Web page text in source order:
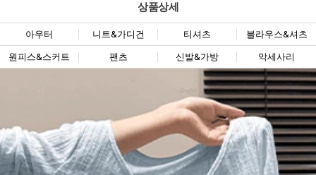
상품상세
아우터 니트&가디건 티셔츠 블라우스&셔츠
원피스&스커트 팬츠 신발&가방 악세사리